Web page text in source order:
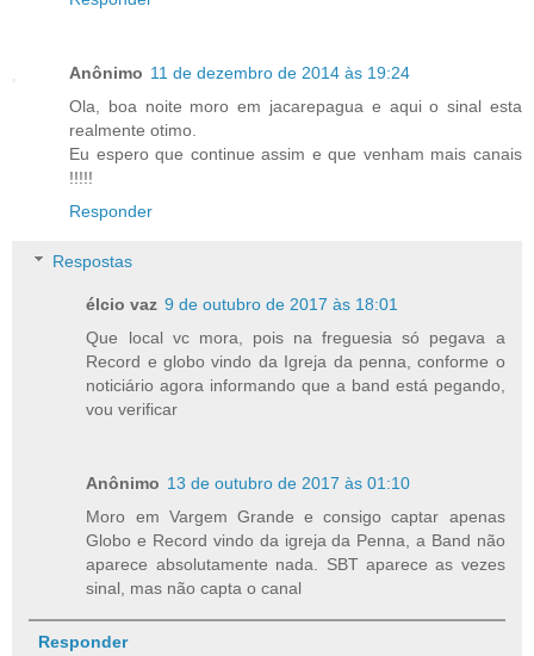
Anônimo 11 de dezembro de 2014 às 19:24
Ola, boa noite moro em jacarepagua e aqui o sinal esta
realmente otimo.
Eu espero que continue assim e que venham mais canais
!!!!!
Responder
Respostas
élcio vaz 9 de outubro de 2017 às 18:01
Que local vc mora, pois na freguesia só pegava a
Record e globo vindo da Igreja da penna, conforme o
noticiário agora informando que a band está pegando,
vou verificar
Anônimo 13 de outubro de 2017 às 01:10
Moro em Vargem Grande e consigo captar apenas
Globo e Record vindo da igreja da Penna, a Band não
aparece absolutamente nada. SBT aparece as vezes
sinal, mas não capta o canal
Responder